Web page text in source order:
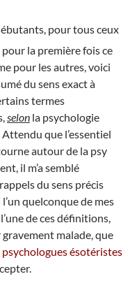
pour tous ceux
la première fois ce
pour les autres, voici
du sens exact à
termes
selon la psychologie
que l’essentiel
autour de la psy
il m’a semblé
du sens précis
quelconque de mes
de ces définitions,
malade, que
psychologues ésotéristes